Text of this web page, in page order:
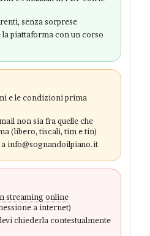
senza sorprese
piattaforma con un corso
e le condizioni prima
non sia fra quelle che
(libero, tiscali, tim e tin)
info@sognandoilpiano.it
streaming online
a internet)
chiederla contestualmente